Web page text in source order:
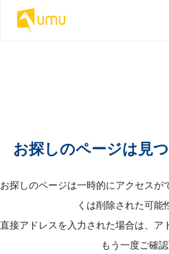
お探しのページは見
お探しのページは一時的にアクセスが
くは削除された可能
直接アドレスを入力された場合は、ア
もう一度ご確認